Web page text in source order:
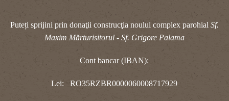
Puteți sprijini prin donaţii construcţia noului complex parohial Sf.
Maxim Mărturisitorul - Sf. Grigore Palama
Cont bancar (IBAN):
Lei: RO35RZBR0000060008717929